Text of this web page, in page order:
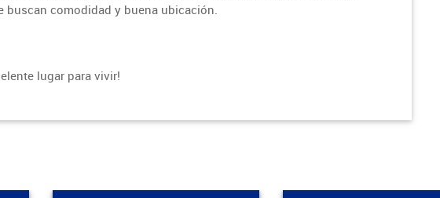
buscan comodidad y buena ubicación.
lugar para vivir!